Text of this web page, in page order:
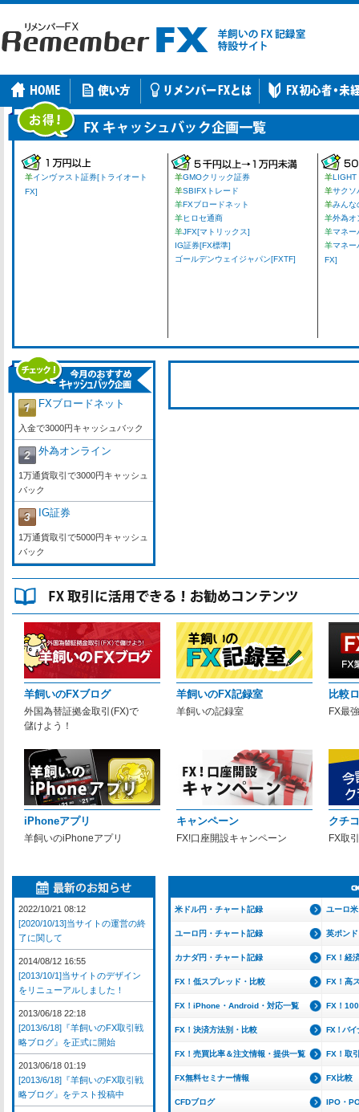
羊インヴァスト証券[トライオート
FX]
羊GMOクリック証券
羊SBIFXトレード
羊FXブロードネット
羊ヒロセ通商
羊JFX[マトリックス]
IG証券[FX標準]
ゴールデンウェイジャパン[FXTF]
羊LIGHT
羊サクソ
羊みんな
羊外為オ
羊マネー
羊マネー
FX]
FXブロードネット
入金で3000円キャッシュバック
外為オンライン
1万通貨取引で3000円キャッシュ
バック
IG証券
1万通貨取引で5000円キャッシュ
バック
羊飼いのFXブログ
外国為替証拠金取引(FX)で
儲けよう！
羊飼いのFX記録室
羊飼いの記録室
比較
FX最
iPhoneアプリ
羊飼いのiPhoneアプリ
キャンペーン
FX!口座開設キャンペーン
クチ
FX取
米ドル円・チャート記録 ユーロ
ユーロ円・チャート記録 英ポン
カナダ円・チャート記録 FX！経
FX！低スプレッド・比較 FX！高
FX！iPhone・Android・対応一覧 FX！
FX！決済方法別・比較 FX！バイ
FX！売買比率＆注文情報・提供一覧 FX！取
FX無料セミナー情報 FX比較
CFDブログ IPO・
2022/10/21 08:12
[2020/10/13]当サイトの運営の終
了に関して
2014/08/12 16:55
[2013/10/1]当サイトのデザイン
をリニューアルしました！
2013/06/18 22:18
[2013/6/18]『羊飼いのFX取引戦
略ブログ』を正式に開始
2013/06/18 01:19
[2013/6/18]『羊飼いのFX取引戦
略ブログ』をテスト投稿中